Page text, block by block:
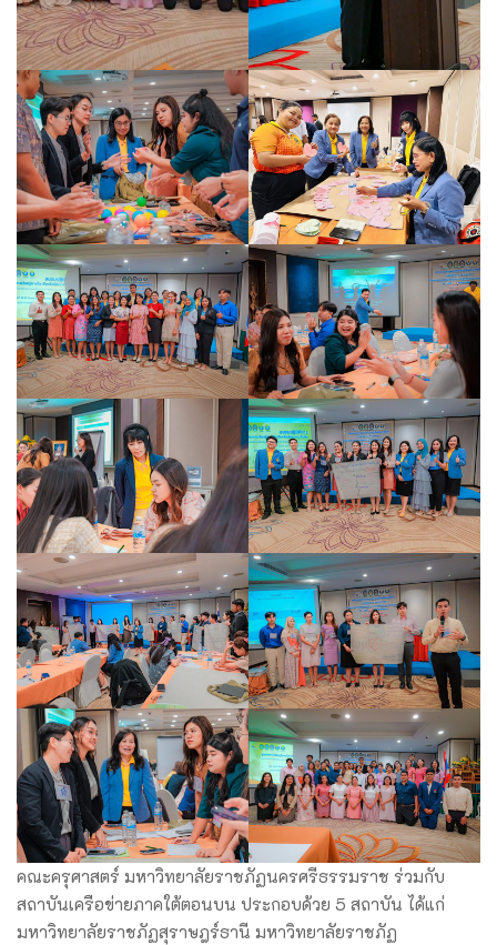
คณะครุศาสตร์ มหาวิทยาลัยราชภัฏนครศรีธรรมราช ร่วมกับ
สถาบันเครือข่ายภาคใต้ตอนบน ประกอบด้วย 5 สถาบัน ได้แก่
มหาวิทยาลัยราชภัฏสุราษฎร์ธานี มหาวิทยาลัยราชภัฏ